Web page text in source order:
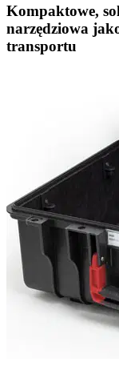
Kompaktowe,
narzędziowa
transportu